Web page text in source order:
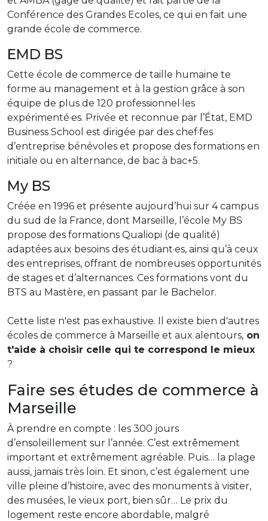
Conférence des Grandes Ecoles, ce qui en fait une
grande école de commerce.
EMD BS
Cette école de commerce de taille humaine te
forme au management et à la gestion grâce à son
équipe de plus de 120 professionnel·les
expérimenté·es. Privée et reconnue par l’État, EMD
Business School est dirigée par des chef·fes
d’entreprise bénévoles et propose des formations en
initiale ou en alternance, de bac à bac+5.
My BS
Créée en 1996 et présente aujourd’hui sur 4 campus
du sud de la France, dont Marseille, l’école My BS
propose des formations Qualiopi (de qualité)
adaptées aux besoins des étudiant·es, ainsi qu’à ceux
des entreprises, offrant de nombreuses opportunités
de stages et d’alternances. Ces formations vont du
BTS au Mastère, en passant par le Bachelor.
Cette liste n'est pas exhaustive. Il existe bien d'autres
écoles de commerce à Marseille et aux alentours, on
t'aide à choisir celle qui te correspond le mieux
?
Faire ses études de commerce à
Marseille
À prendre en compte : les 300 jours
d’ensoleillement sur l’année. C’est extrêmement
important et extrêmement agréable. Puis… la plage
aussi, jamais très loin. Et sinon, c’est également une
ville pleine d’histoire, avec des monuments à visiter,
des musées, le vieux port, bien sûr… Le prix du
logement reste encore abordable, malgré